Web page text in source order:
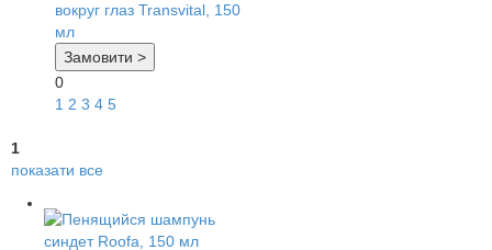
вокруг глаз Transvital, 150
мл
Замовити >
0
1 2 3 4 5
1
показати все